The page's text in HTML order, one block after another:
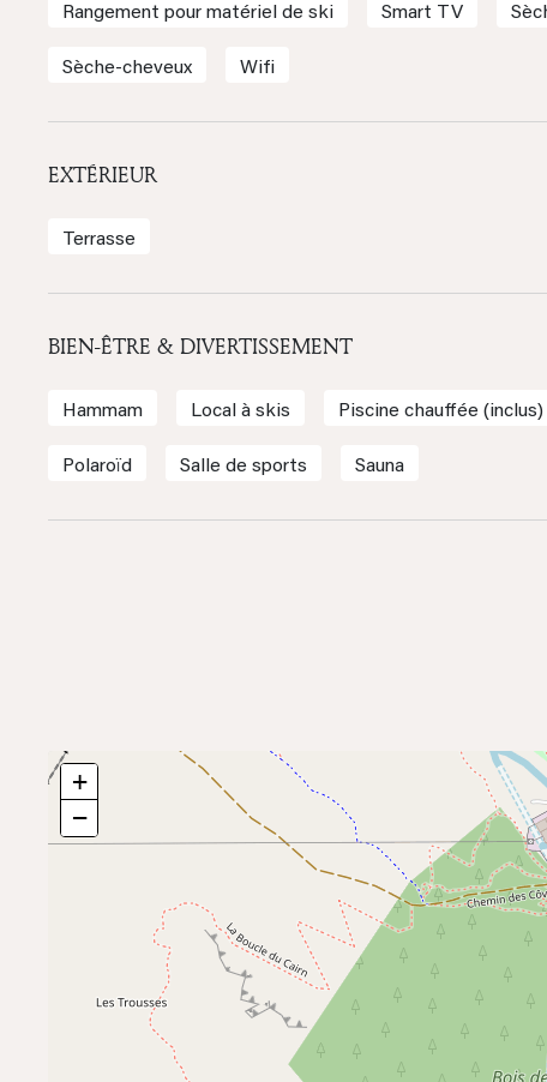
Rangement pour matériel de ski Smart TV
Sèche-cheveux Wifi
EXTÉRIEUR
Terrasse
BIEN-ÊTRE & DIVERTISSEMENT
Hammam Local à skis Piscine chauffée (inclus)
Polaroïd Salle de sports Sauna
+
−